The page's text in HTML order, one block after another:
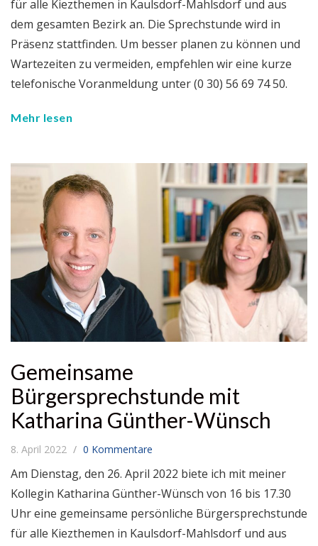
für alle Kiezthemen in Kaulsdorf-Mahlsdorf und aus
dem gesamten Bezirk an. Die Sprechstunde wird in
Präsenz stattfinden. Um besser planen zu können und
Wartezeiten zu vermeiden, empfehlen wir eine kurze
telefonische Voranmeldung unter (0 30) 56 69 74 50.
Mehr lesen
Gemeinsame
Bürgersprechstunde mit
Katharina Günther-Wünsch
8. April 2022 0 Kommentare
Am Dienstag, den 26. April 2022 biete ich mit meiner
Kollegin Katharina Günther-Wünsch von 16 bis 17.30
Uhr eine gemeinsame persönliche Bürgersprechstunde
für alle Kiezthemen in Kaulsdorf-Mahlsdorf und aus